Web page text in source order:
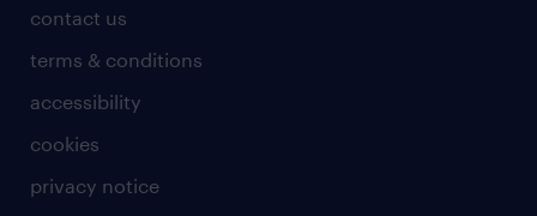
contact us
terms & conditions
accessibility
cookies
privacy notice